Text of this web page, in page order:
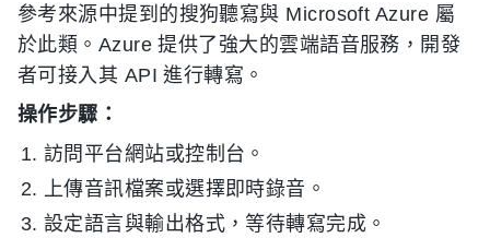
參考來源中提到的搜狗聽寫與 Microsoft Azure 屬
於此類。Azure 提供了強大的雲端語音服務，開發
者可接入其 API 進行轉寫。
操作步驟：
訪問平台網站或控制台。
上傳音訊檔案或選擇即時錄音。
設定語言與輸出格式，等待轉寫完成。